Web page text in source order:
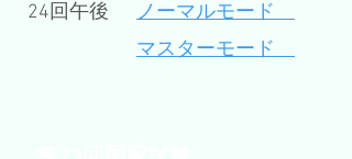
24回午後
​ノーマルモード
マスターモード